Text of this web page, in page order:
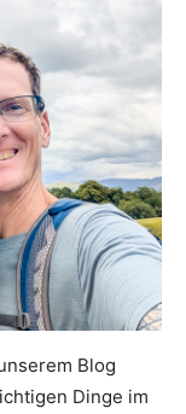
Blog
Dinge im